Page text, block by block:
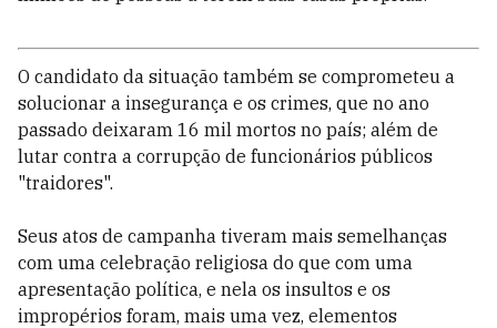
O candidato da situação também se comprometeu a
solucionar a insegurança e os crimes, que no ano
passado deixaram 16 mil mortos no país; além de
lutar contra a corrupção de funcionários públicos
"traidores".
Seus atos de campanha tiveram mais semelhanças
com uma celebração religiosa do que com uma
apresentação política, e nela os insultos e os
impropérios foram, mais uma vez, elementos